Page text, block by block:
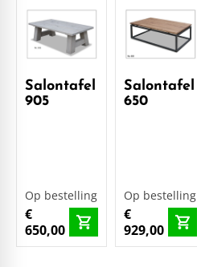
Salontafel
905
Op bestelling
€
650,00
Salontafel
650
Op bestelling
€
929,00